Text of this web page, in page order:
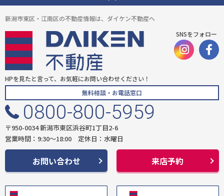
新潟市東区・江南区の不動産情報は、ダイケン不動産へ
SNSをフォロー
HPを見たと言って、お気軽にお問い合わせください！
無料相談・お電話窓口
0800-800-5959
〒950-0034 新潟市東区浜谷町1丁目2-6
営業時間：9:30〜18:00 定休日：水曜日
お問い合わせ 来店予約